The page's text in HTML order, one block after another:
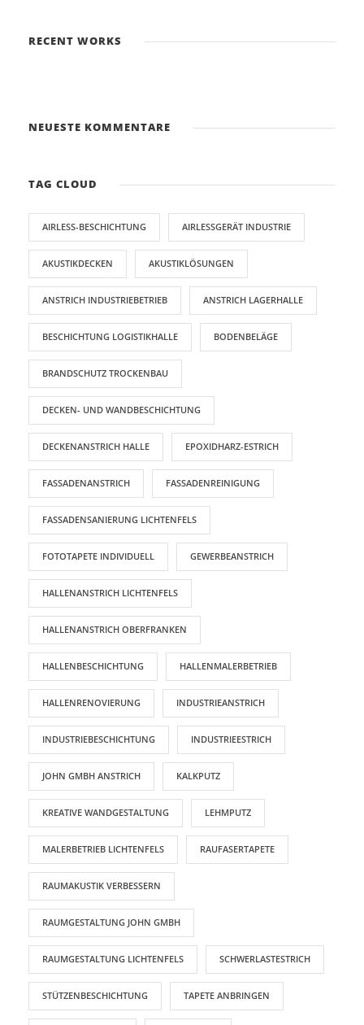
RECENT WORKS
NEUESTE KOMMENTARE
TAG CLOUD
AIRLESS-BESCHICHTUNG AIRLESSGERÄT INDUSTRIE
AKUSTIKDECKEN AKUSTIKLÖSUNGEN
ANSTRICH INDUSTRIEBETRIEB ANSTRICH LAGERHALLE
BESCHICHTUNG LOGISTIKHALLE BODENBELÄGE
BRANDSCHUTZ TROCKENBAU
DECKEN- UND WANDBESCHICHTUNG
DECKENANSTRICH HALLE EPOXIDHARZ-ESTRICH
FASSADENANSTRICH FASSADENREINIGUNG
FASSADENSANIERUNG LICHTENFELS
FOTOTAPETE INDIVIDUELL GEWERBEANSTRICH
HALLENANSTRICH LICHTENFELS
HALLENANSTRICH OBERFRANKEN
HALLENBESCHICHTUNG HALLENMALERBETRIEB
HALLENRENOVIERUNG INDUSTRIEANSTRICH
INDUSTRIEBESCHICHTUNG INDUSTRIEESTRICH
JOHN GMBH ANSTRICH KALKPUTZ
KREATIVE WANDGESTALTUNG LEHMPUTZ
MALERBETRIEB LICHTENFELS RAUFASERTAPETE
RAUMAKUSTIK VERBESSERN
RAUMGESTALTUNG JOHN GMBH
RAUMGESTALTUNG LICHTENFELS SCHWERLASTESTRICH
STÜTZENBESCHICHTUNG TAPETE ANBRINGEN